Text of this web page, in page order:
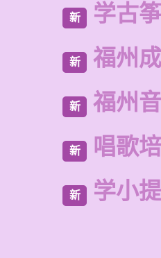
新 学古
新 福州
新 福州
新 唱歌
新 学小